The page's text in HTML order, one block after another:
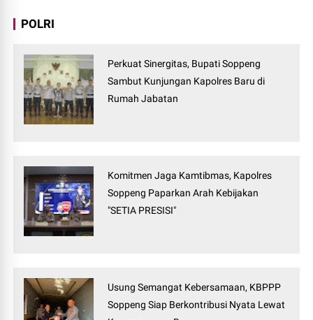
POLRI
Perkuat Sinergitas, Bupati Soppeng
Sambut Kunjungan Kapolres Baru di
Rumah Jabatan
Komitmen Jaga Kamtibmas, Kapolres
Soppeng Paparkan Arah Kebijakan
"SETIA PRESISI"
Usung Semangat Kebersamaan, KBPPP
Soppeng Siap Berkontribusi Nyata Lewat